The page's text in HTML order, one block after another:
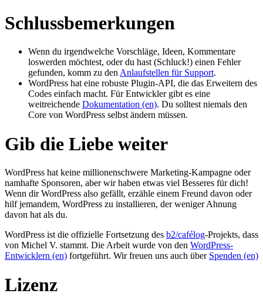
Schlussbemerkungen
Wenn du irgendwelche Vorschläge, Ideen, Kommentare
loswerden möchtest, oder du hast (Schluck!) einen Fehler
gefunden, komm zu denAnlaufstellen für Support.
WordPress hat eine robuste Plugin-API, die das Erweitern des
Codes einfach macht. Für Entwickler gibt es eine
weitreichende Dokumentation (en). Du solltest niemals den
Core von WordPress selbst ändern müssen.
Gib die Liebe weiter
WordPress hat keine millionenschwere Marketing-Kampagne oder
namhafte Sponsoren, aber wir haben etwas viel Besseres für dich!
Wenn dir WordPress also gefällt, erzähle einem Freund davon oder
hilf jemandem, WordPress zu installieren, der weniger Ahnung
davon hat als du.
WordPress ist die offizielle Fortsetzung des b2/cafélog-Projekts, dass
von Michel V. stammt. Die Arbeit wurde von den WordPress-
Entwicklern (en) fortgeführt. Wir freuen uns auch über Spenden (en)
Lizenz